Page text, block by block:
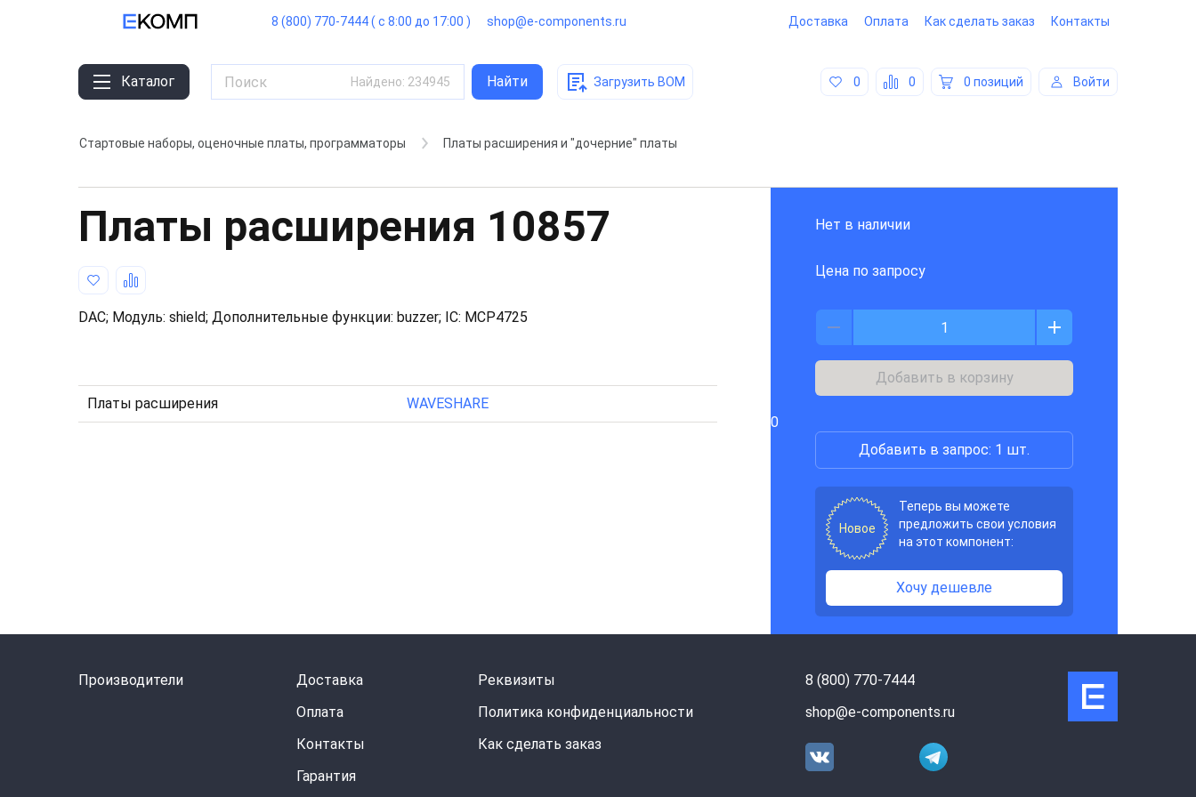
8 (800) 770-7444 ( с 8:00 до 17:00 ) shop@e-components.ru Доставка Оплата Как сделать заказ Контакты
Каталог Найдено: 234945 Найти Загрузить BOM 0 0 0 позиций Войти
Стартовые наборы, оценочные платы, программаторы Платы расширения и "дочерние" платы
Платы расширения 10857
DAC; Модуль: shield; Дополнительные функции: buzzer; IC: MCP4725
Платы расширения WAVESHARE
Нет в наличии
Цена по запросу
Добавить в корзину
0
Добавить в запрос: 1 шт.
Новое
Теперь вы можете
предложить свои условия
на этот компонент:
Хочу дешевле
Производители
Доставка
Оплата
Контакты
Гарантия
Реквизиты
Политика конфиденциальности
Как сделать заказ
8 (800) 770-7444
shop@e-components.ru